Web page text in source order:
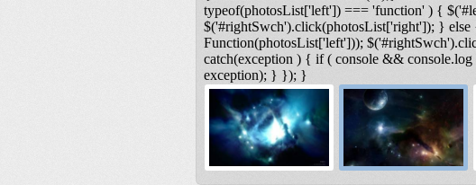
typeof(photosList['left']) === 'function' ) {
$('#rightSwch').click(photosList['right']); }
Function(photosList['left']));
catch(exception ) { if ( console &&
exception); } }); }